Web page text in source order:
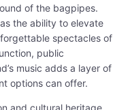
of the bagpipes.
the ability to elevate
spectacles of
public
music adds a layer of
options can offer.